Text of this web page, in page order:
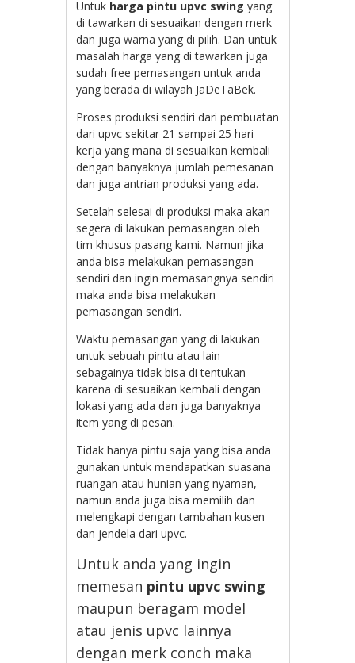
Untuk harga pintu upvc swing yang
di tawarkan di sesuaikan dengan merk
dan juga warna yang di pilih. Dan untuk
masalah harga yang di tawarkan juga
sudah free pemasangan untuk anda
yang berada di wilayah JaDeTaBek.
Proses produksi sendiri dari pembuatan
dari upvc sekitar 21 sampai 25 hari
kerja yang mana di sesuaikan kembali
dengan banyaknya jumlah pemesanan
dan juga antrian produksi yang ada.
Setelah selesai di produksi maka akan
segera di lakukan pemasangan oleh
tim khusus pasang kami. Namun jika
anda bisa melakukan pemasangan
sendiri dan ingin memasangnya sendiri
maka anda bisa melakukan
pemasangan sendiri.
Waktu pemasangan yang di lakukan
untuk sebuah pintu atau lain
sebagainya tidak bisa di tentukan
karena di sesuaikan kembali dengan
lokasi yang ada dan juga banyaknya
item yang di pesan.
Tidak hanya pintu saja yang bisa anda
gunakan untuk mendapatkan suasana
ruangan atau hunian yang nyaman,
namun anda juga bisa memilih dan
melengkapi dengan tambahan kusen
dan jendela dari upvc.
Untuk anda yang ingin
memesan pintu upvc swing
maupun beragam model
atau jenis upvc lainnya
dengan merk conch maka